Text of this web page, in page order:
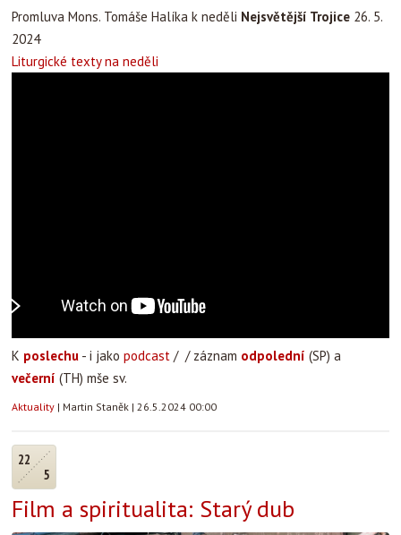
Promluva Mons. Tomáše Halíka k neděli Nejsvětější Trojice 26. 5.
2024
Liturgické texty na neděli
K poslechu - i jako podcast / / záznam odpolední (SP) a
večerní (TH) mše sv.
Aktuality | Martin Staněk | 26.5.2024 00:00
22
5
Film a spiritualita: Starý dub